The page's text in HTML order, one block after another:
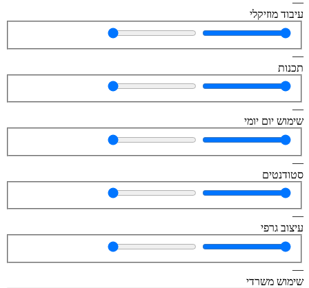
עיבוד מוזיקלי
—
תכנות
—
שימוש יום יומי
—
סטודנטים
—
עיצוב גרפי
—
שימוש משרדי